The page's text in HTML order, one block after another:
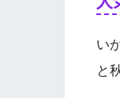
い
と